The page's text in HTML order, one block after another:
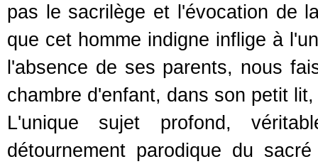
pas le sacrilège et l'évocation de
que cet homme indigne inflige à
l'absence de ses parents, nous
chambre d'enfant, dans son petit
L'unique sujet profond,
détournement parodique du